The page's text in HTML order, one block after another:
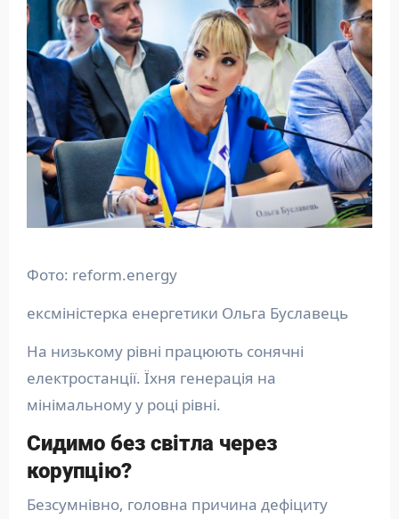
Фото: reform.energy
ексміністерка енергетики Ольга Буславець
На низькому рівні працюють сонячні
електростанції. Їхня генерація на
мінімальному у році рівні.
Сидимо без світла через
корупцію?
Безсумнівно, головна причина дефіциту